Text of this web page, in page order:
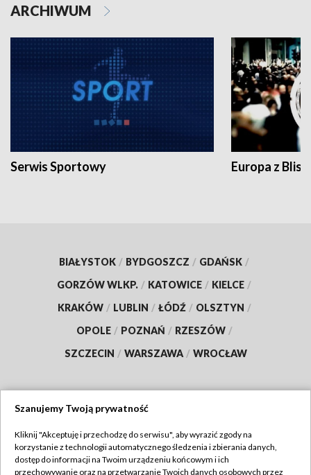
ARCHIWUM
Serwis Sportowy Europa z
BIAŁYSTOK / BYDGOSZCZ / GDAŃSK /
GORZÓW WLKP. / KATOWICE / KIELCE /
KRAKÓW / LUBLIN / ŁÓDŹ / OLSZTYN /
OPOLE / POZNAŃ / RZESZÓW /
SZCZECIN / WARSZAWA / WROCŁAW
TVP
Abonament TVP
Szanujemy Twoją prywatność
Kliknij "Akceptuję i przechodzę do serwisu", aby wyrazić zgody na
korzystanie z technologii automatycznego śledzenia i zbierania danych,
dostęp do informacji na Twoim urządzeniu końcowym i ich
przechowywanie oraz na przetwarzanie Twoich danych osobowych przez